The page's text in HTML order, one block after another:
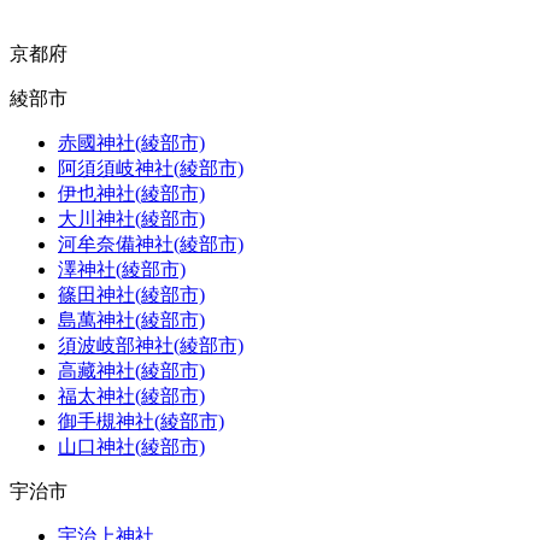
京都府
綾部市
赤國神社(綾部市)
阿須須岐神社(綾部市)
伊也神社(綾部市)
大川神社(綾部市)
河牟奈備神社(綾部市)
澤神社(綾部市)
篠田神社(綾部市)
島萬神社(綾部市)
須波岐部神社(綾部市)
高藏神社(綾部市)
福太神社(綾部市)
御手槻神社(綾部市)
山口神社(綾部市)
宇治市
宇治上神社